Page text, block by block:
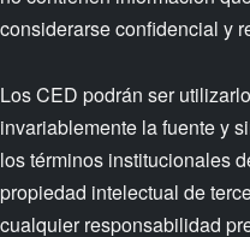
considerarse confidencial y
Los CED podrán ser
invariablemente la fuente y
los términos institucionales
propiedad intelectual de
cualquier responsabilidad